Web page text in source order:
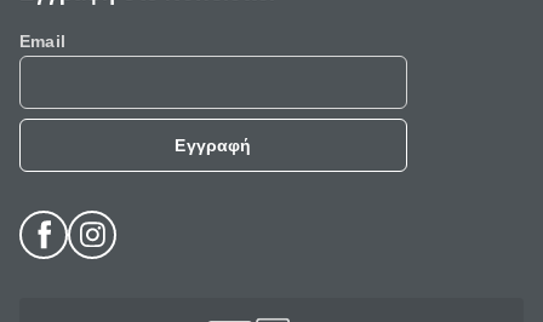
Email
Εγγραφή